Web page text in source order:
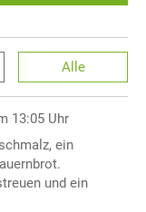
Alle
13:05 Uhr
ein
und ein